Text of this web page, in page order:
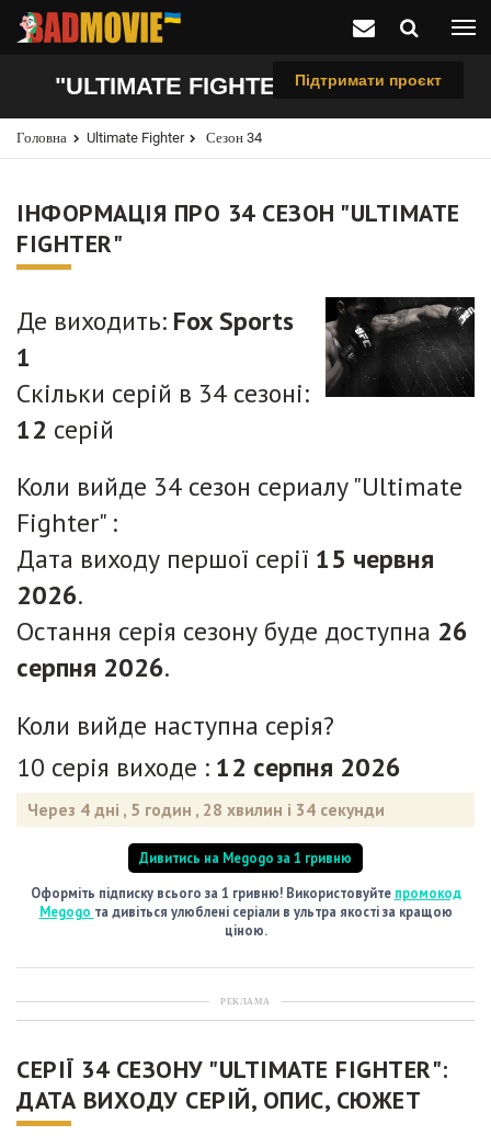
Підтримати проєкт
"ULTIMATE FIGHTER", 34 СЕЗОН
Головна Ultimate Fighter Сезон 34
ІНФОРМАЦІЯ ПРО 34 СЕЗОН "ULTIMATE
FIGHTER"
Де виходить: Fox Sports
1
Скільки серій в 34 сезоні:
12 серій
Коли вийде 34 сезон сериалу "Ultimate
Fighter" :
Дата виходу першої серії 15 червня
2026.
Остання серія сезону буде доступна 26
серпня 2026.
Коли вийде наступна серія?
10 серія виходе : 12 серпня 2026
Через 4 дні , 5 годин , 28 хвилин і 32 секунди
Дивитись на Megogo за 1 гривню
Оформіть підписку всього за 1 гривню! Використовуйте промокод
Megogo та дивіться улюблені серіали в ультра якості за кращою
ціною.
РЕКЛАМА
СЕРІЇ 34 СЕЗОНУ "ULTIMATE FIGHTER":
ДАТА ВИХОДУ СЕРІЙ, ОПИС, СЮЖЕТ